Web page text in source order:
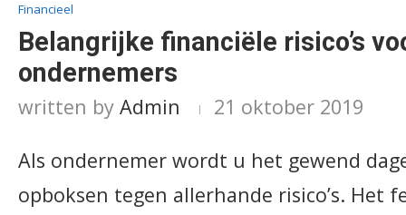
Financieel
Belangrijke financiële risico’s
ondernemers
written by Admin 21 oktober 2019
Als ondernemer wordt u het gewend
opboksen tegen allerhande risico’s. Het